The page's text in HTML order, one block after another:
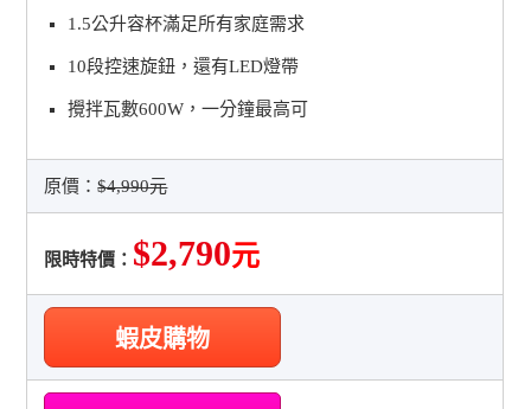
1.5公升容杯滿足所有家庭需求
10段控速旋鈕，還有LED燈帶
攪拌瓦數600W，一分鐘最高可
原價：$4,990元
限時特價： $2,790元
蝦皮購物